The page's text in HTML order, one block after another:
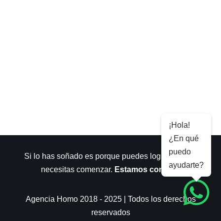
Si lo has soñado es porque puedes lograrlo. Sólo
necesitas comenzar. Estamos contigo.
Agencia Homo 2018 - 2025 | Todos los derechos
reservados
¡Hola!
¿En qué
puedo
ayudarte?